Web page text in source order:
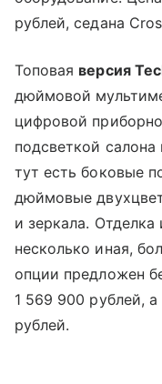
рублей, седана
Топовая версия
дюймовой
цифровой
подсветкой
тут есть боковые
дюймовые
и зеркала.
несколько иная,
опции предложен
1 569 900 рублей,
рублей.